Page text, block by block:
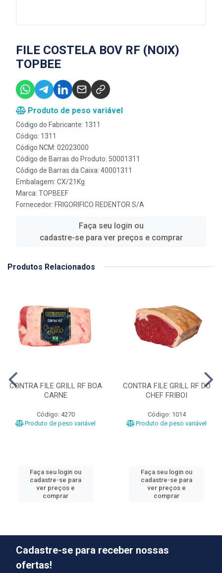
FILE COSTELA BOV RF (NOIX)
TOPBEE
Produto de peso variável
Código do Fabricante: 1311
Código: 1311
Código NCM: 02023000
Código de Barras do Produto: 50001311
Código de Barras da Caixa: 40001311
Embalagem: CX/21Kg
Marca: TOPBEEF
Fornecedor: FRIGORIFICO REDENTOR S/A
Faça seu login ou
cadastre-se para ver preços e comprar
Produtos Relacionados
CONTRA FILE GRILL RF BOA
CARNE
Código: 4270
Produto de peso variável
Faça seu login ou
cadastre-se para
ver preços e
comprar
CONTRA FILE GRILL RF DO
CHEF FRIBOI
Código: 1014
Produto de peso variável
Faça seu login ou
cadastre-se para
ver preços e
comprar
Cadastre-se para receber nossas
ofertas!